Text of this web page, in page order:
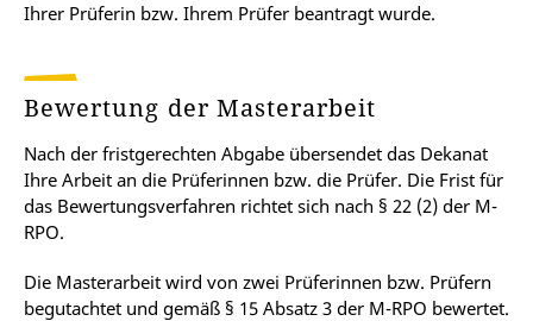
Ihrer Prüferin bzw. Ihrem Prüfer beantragt wurde.
Bewertung der Masterarbeit
Nach der fristgerechten Abgabe übersendet das Dekanat
Ihre Arbeit an die Prüferinnen bzw. die Prüfer. Die Frist für
das Bewertungsverfahren richtet sich nach § 22 (2) der M-
RPO.
Die Masterarbeit wird von zwei Prüferinnen bzw. Prüfern
begutachtet und gemäß § 15 Absatz 3 der M-RPO bewertet.